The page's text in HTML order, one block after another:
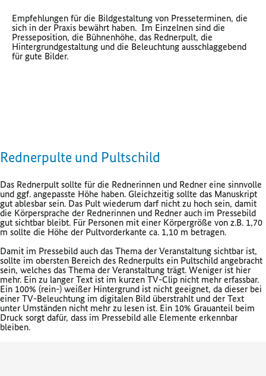
Empfehlungen für die Bildgestaltung von Presseterminen, die
sich in der Praxis bewährt haben. Im Einzelnen sind die
Presseposition, die Bühnenhöhe, das Rednerpult, die
Hintergrundgestaltung und die Beleuchtung ausschlaggebend
für gute Bilder.
Rednerpulte und Pultschild
Das Rednerpult sollte für die Rednerinnen und Redner eine sinnvolle
und ggf. angepasste Höhe haben. Gleichzeitig sollte das Manuskript
gut ablesbar sein. Das Pult wiederum darf nicht zu hoch sein, damit
die Körpersprache der Rednerinnen und Redner auch im Pressebild
gut sichtbar bleibt. Für Personen mit einer Körpergröße von z.B. 1,70
m sollte die Höhe der Pultvorderkante ca. 1,10 m betragen.
Damit im Pressebild auch das Thema der Veranstaltung sichtbar ist,
sollte im obersten Bereich des Rednerpults ein Pultschild angebracht
sein, welches das Thema der Veranstaltung trägt. Weniger ist hier
mehr. Ein zu langer Text ist im kurzen TV-Clip nicht mehr erfassbar.
Ein 100% (rein-) weißer Hintergrund ist nicht geeignet, da dieser bei
einer TV-Beleuchtung im digitalen Bild überstrahlt und der Text
unter Umständen nicht mehr zu lesen ist. Ein 10% Grauanteil beim
Druck sorgt dafür, dass im Pressebild alle Elemente erkennbar
bleiben.